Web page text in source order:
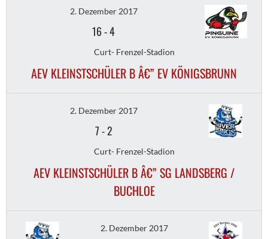
2. Dezember 2017
16-4
Curt- Frenzel-Stadion
AEV KLEINSTSCHÜLER B Â€” EV KÖNIGSBRUNN
2. Dezember 2017
7-2
Curt- Frenzel-Stadion
AEV KLEINSTSCHÜLER B Â€” SG LANDSBERG /
BUCHLOE
2. Dezember 2017